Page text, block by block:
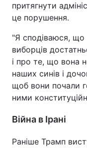
притягнути
це порушення.
"Я сподіваюся, що
виборців
і про те, що вона
наших синів і
щоб вони почали
ними
Війна в Ірані
Раніше Трамп